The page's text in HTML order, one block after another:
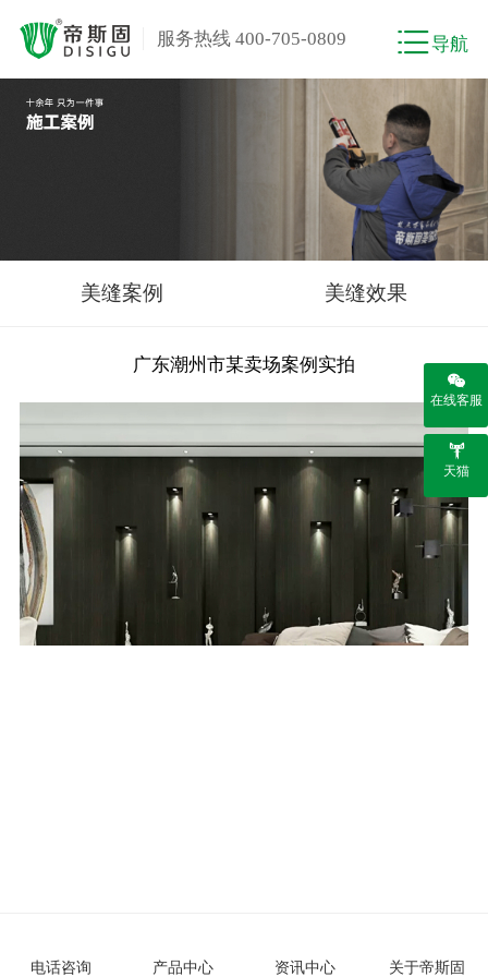
服务热线 400-705-0809 导航
美缝案例 美缝效果
广东潮州市某卖场案例实拍
在线客服
天猫
电话咨询 产品中心 资讯中心 关于帝斯固